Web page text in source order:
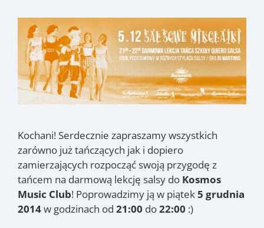
Kochani! Serdecznie zapraszamy wszystkich
zarówno już tańczących jak i dopiero
zamierzających rozpocząć swoją przygodę z
tańcem na darmową lekcję salsy do Kosmos
Music Club! Poprowadzimy ją w piątek5 grudnia
2014w godzinach od 21:00 do22:00 :)